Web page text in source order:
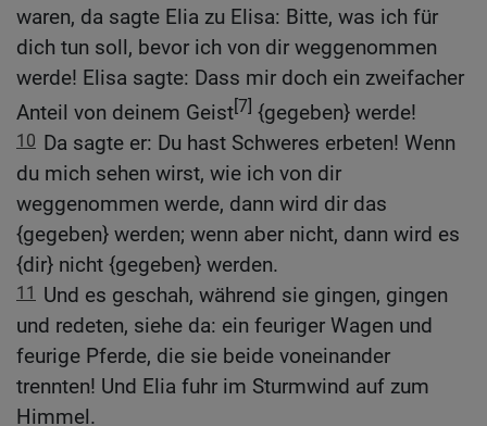
waren, da sagte Elia zu Elisa: Bitte, was ich für
dich tun soll, bevor ich von dir weggenommen
werde! Elisa sagte: Dass mir doch ein zweifacher
Anteil von deinem Geist[7] {gegeben} werde!
10 Da sagte er: Du hast Schweres erbeten! Wenn
du mich sehen wirst, wie ich von dir
weggenommen werde, dann wird dir das
{gegeben} werden; wenn aber nicht, dann wird es
{dir} nicht {gegeben} werden.
11 Und es geschah, während sie gingen, gingen
und redeten, siehe da: ein feuriger Wagen und
feurige Pferde, die sie beide voneinander
trennten! Und Elia fuhr im Sturmwind auf zum
Himmel.